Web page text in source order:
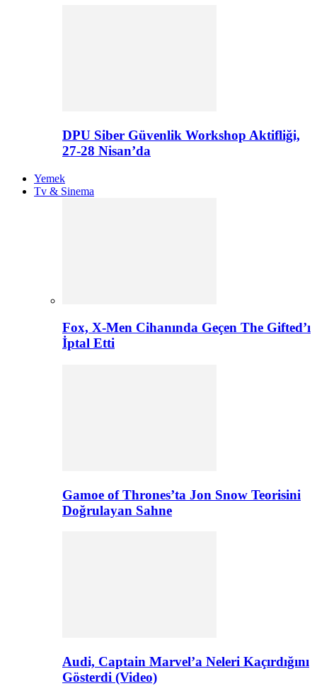
DPU Siber Güvenlik Workshop Aktifliği,
27-28 Nisan’da
Yemek
Tv & Sinema
Fox, X-Men Cihanında Geçen The Gifted’ı
İptal Etti
Gamoe of Thrones’ta Jon Snow Teorisini
Doğrulayan Sahne
Audi, Captain Marvel’a Neleri Kaçırdığını
Gösterdi (Video)